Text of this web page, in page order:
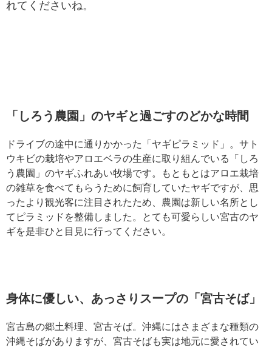
れてくださいね。
「しろう農園」のヤギと過ごすのどかな時間
ドライブの途中に通りかかった「ヤギピラミッド」。サト
ウキビの栽培やアロエベラの生産に取り組んでいる「しろ
う農園」のヤギふれあい牧場です。もともとはアロエ栽培
の雑草を食べてもらうために飼育していたヤギですが、思
ったより観光客に注目されたため、農園は新しい名所とし
てピラミッドを整備しました。とても可愛らしい宮古のヤ
ギを是非ひと目見に行ってください。
身体に優しい、あっさりスープの「宮古そば」
宮古島の郷土料理、宮古そば。沖縄にはさまざまな種類の
沖縄そばがありますが、宮古そばも実は地元に愛されてい